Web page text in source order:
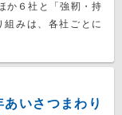
か６社と「強靭・持
みは、各社ごとに
いさつまわり